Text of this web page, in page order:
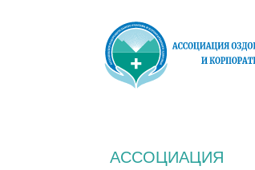
АССОЦИАЦИЯ